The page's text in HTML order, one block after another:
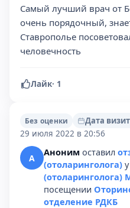
Самый лучший врач от
очень порядочный,
Ставрополье
человечность
Лайк· 1
Без оценки
Дата
29 июля 2022 в 20:56
А Аноним оставил
(отоларинголога)
(отоларинголога)
посещении
отделение РДКБ